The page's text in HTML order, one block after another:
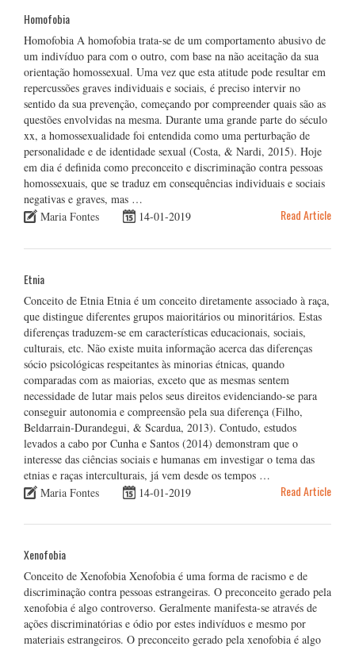
Homofobia
Homofobia A homofobia trata-se de um comportamento abusivo de
um indivíduo para com o outro, com base na não aceitação da sua
orientação homossexual. Uma vez que esta atitude pode resultar em
repercussões graves individuais e sociais, é preciso intervir no
sentido da sua prevenção, começando por compreender quais são as
questões envolvidas na mesma. Durante uma grande parte do século
xx, a homossexualidade foi entendida como uma perturbação de
personalidade e de identidade sexual (Costa, & Nardi, 2015). Hoje
em dia é definida como preconceito e discriminação contra pessoas
homossexuais, que se traduz em consequências individuais e sociais
negativas e graves, mas …
Maria Fontes
14-01-2019 Read Article
Etnia
Conceito de Etnia Etnia é um conceito diretamente associado à raça,
que distingue diferentes grupos maioritários ou minoritários. Estas
diferenças traduzem-se em características educacionais, sociais,
culturais, etc. Não existe muita informação acerca das diferenças
sócio psicológicas respeitantes às minorias étnicas, quando
comparadas com as maiorias, exceto que as mesmas sentem
necessidade de lutar mais pelos seus direitos evidenciando-se para
conseguir autonomia e compreensão pela sua diferença (Filho,
Beldarrain-Durandegui, & Scardua, 2013). Contudo, estudos
levados a cabo por Cunha e Santos (2014) demonstram que o
interesse das ciências sociais e humanas em investigar o tema das
etnias e raças interculturais, já vem desde os tempos …
Maria Fontes
14-01-2019 Read Article
Xenofobia
Conceito de Xenofobia Xenofobia é uma forma de racismo e de
discriminação contra pessoas estrangeiras. O preconceito gerado pela
xenofobia é algo controverso. Geralmente manifesta-se através de
ações discriminatórias e ódio por estes indivíduos e mesmo por
materiais estrangeiros. O preconceito gerado pela xenofobia é algo